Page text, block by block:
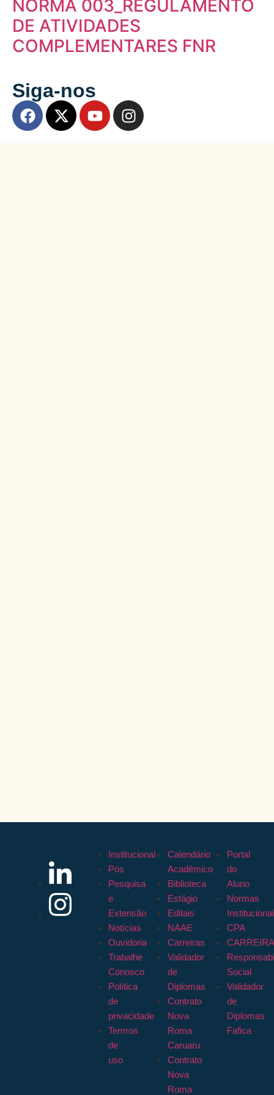
NORMA 003_REGULAMENTO
DE ATIVIDADES
COMPLEMENTARES FNR
Siga-nos
Institucional
Pós
Pesquisa
e
Extensão
Notícias
Ouvidoria
Trabalhe
Conosco
Política
de
privacidade
Termos
de
uso
Calendário
Acadêmico
Biblioteca
Estágio
Editais
NAAE
Carreiras
Validador
de
Diplomas
Contrato
Nova
Roma
Caruaru
Contrato
Nova
Roma
Portal
do
Aluno
Normas
CPA
Social
Validador
de
Diplomas
Fafica